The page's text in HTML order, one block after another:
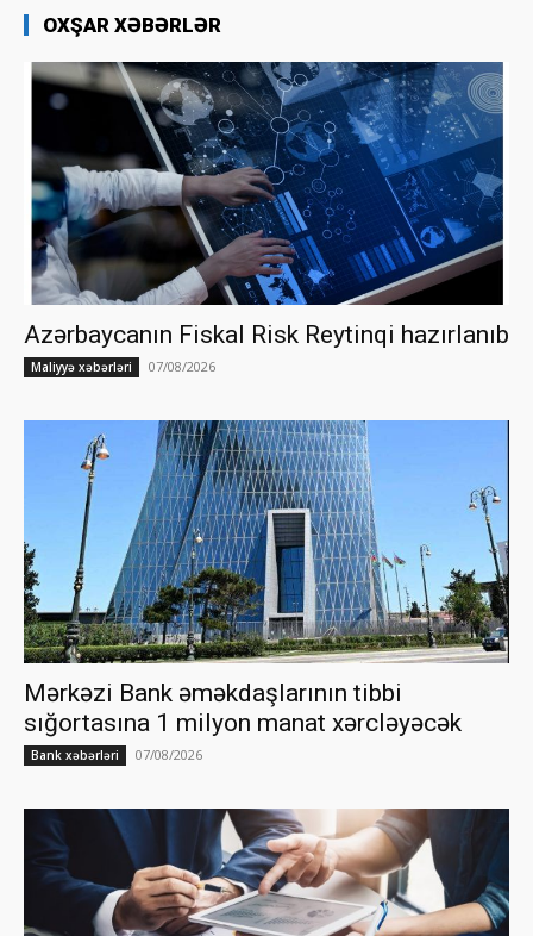
OXŞAR XƏBƏRLƏR
Azərbaycanın Fiskal Risk Reytinqi hazırlanıb
Maliyyə xəbərləri 07/08/2026
Mərkəzi Bank əməkdaşlarının tibbi
sığortasına 1 milyon manat xərcləyəcək
Bank xəbərləri 07/08/2026